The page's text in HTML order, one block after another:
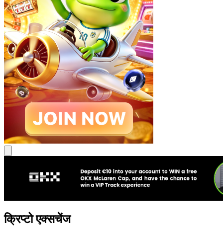
क्रिप्टो एक्सचेंज